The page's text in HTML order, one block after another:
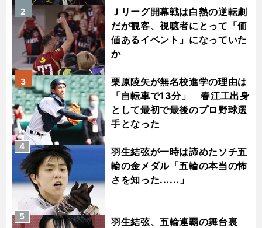
Ｊリーグ開幕戦は白熱の逆転劇
だが観客、視聴者にとって「価
値あるイベント」になっていた
か
2
栗原陵矢が無名校進学の理由は
「自転車で13分」 春江工出身
として最初で最後のプロ野球選
手となった
3
羽生結弦が一時は諦めたソチ五
輪の金メダル「五輪の本当の怖
さを知った......」
4
羽生結弦、五輪連覇の舞台裏
5